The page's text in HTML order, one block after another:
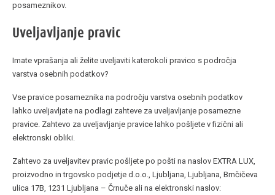
posameznikov.
Uveljavljanje pravic
Imate vprašanja ali želite uveljaviti katerokoli pravico s področja
varstva osebnih podatkov?
Vse pravice posameznika na področju varstva osebnih podatkov
lahko uveljavljate na podlagi zahteve za uveljavljanje posamezne
pravice. Zahtevo za uveljavljanje pravice lahko pošljete v fizični ali
elektronski obliki.
Zahtevo za uveljavitev pravic pošljete po pošti na naslov EXTRA LUX,
proizvodno in trgovsko podjetje d.o.o., Ljubljana, Ljubljana, Brnčičeva
ulica 17B, 1231 Ljubljana – Črnuče ali na elektronski naslov: